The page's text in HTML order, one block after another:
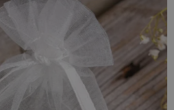
praktycznym sposobem na
przedmiotów przez długi czas.
wyborem, jeśli szukamy
ilości małych rzeczy, jak np.
z organzy o wymiarach11 cm x
zadaniu, zaś wkładając do
można stworzyć oryginalne
woreczki do szafy.